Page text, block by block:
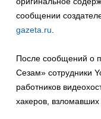
сообщении
gazeta.ru
После сообщений о
Сезам» сотрудники
работников
хакеров, взломавших